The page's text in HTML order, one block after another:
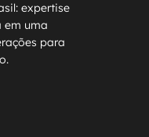
expertise
em uma
para